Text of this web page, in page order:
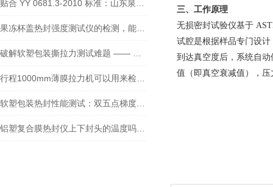
三、工作原理
无损密封试验仪基于
试腔是根据样品专门设
到达真空度后，系统自
值（即真空衰减值），